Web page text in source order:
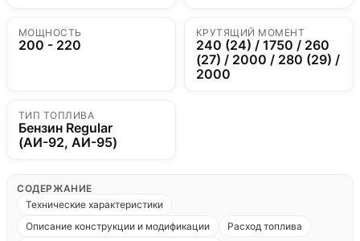
МОЩНОСТЬ
200 - 220
КРУТЯЩИЙ МОМЕНТ
240 (24) / 1750 / 260
(27) / 2000 / 280 (29) /
2000
ТИП ТОПЛИВА
Бензин Regular
(АИ-92, АИ-95)
СОДЕРЖАНИЕ
Технические характеристики
Описание конструкции и модификации
Расход топлива